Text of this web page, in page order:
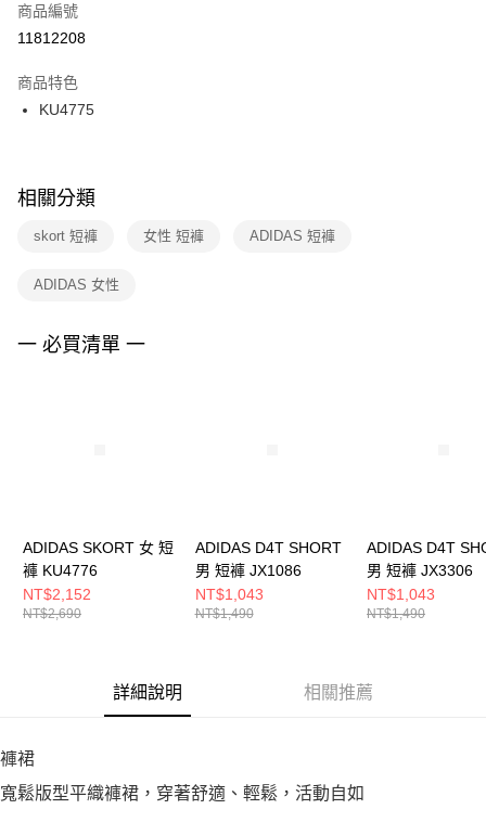
【「AFTEE先享後付」結帳流程】
１．於結帳方式選擇「AFTEE先享後付」後，將跳轉至「AFTEE先享後付」
２．訂單成立數日內，您將收到繳費通知簡訊。
３．收到繳費通知簡訊後14天內，點擊此簡訊中的連結，可透過四大超商／
ATM／網路銀行／等多元方式進行付款，方視為交易完成。
※ 交易是否成功請以「AFTEE先享後付 」之結帳頁面顯示為準，若有關於
是否繳費成功／繳費後需取消欲退款等相關疑問，請聯繫「AFTEE先享後付
客戶支援中心」
https://netprotections.freshdesk.com/support/home
１．透過由恩沛科技股份有限公司提供之「AFTEE先享後付」服務完成之交
２．關於個人資料處理事宜，請瀏覽以下網址：
宅配
每筆NT$100，滿NT$1,500(含以上)免運費
付款後門市自取
每筆NT$100，滿NT$1,500(含以上)免運費
商品編號
11812208
商品特色
KU4775
相關分類
skort 短褲 女性 短褲 ADIDAS 短褲
ADIDAS 女性
一 必買清單 一
ADIDAS SKORT 女 短
褲 KU4776
NT$2,152
NT$2,690
ADIDAS D4T SHORT
男 短褲 JX1086
NT$1,043
NT$1,490
ADIDAS D4T
男 短褲 JX3306
NT$1,043
NT$1,490
詳細說明 相關推薦
褲裙
寬鬆版型平織褲裙，穿著舒適、輕鬆，活動自如